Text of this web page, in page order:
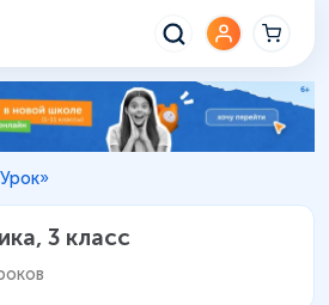
3 класс – Уроки
, 3 класс